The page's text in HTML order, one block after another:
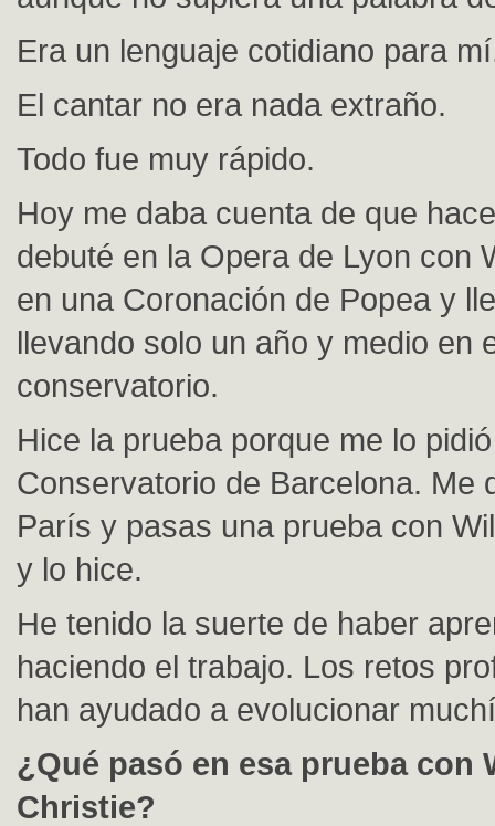
Era un lenguaje cotidiano para
El cantar no era nada extraño.
Todo fue muy rápido.
Hoy me daba cuenta de que
debuté en la Opera de Lyon con
en una Coronación de Popea y
llevando solo un año y medio en
conservatorio.
Hice la prueba porque me lo
Conservatorio de Barcelona. Me
París y pasas una prueba con
y lo hice.
He tenido la suerte de haber
haciendo el trabajo. Los retos
han ayudado a evolucionar
¿Qué pasó en esa prueba con
Christie?